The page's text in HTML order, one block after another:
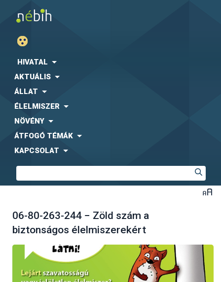
HIVATAL
AKTUÁLIS
ÁLLAT
ÉLELMISZER
NÖVÉNY
ÁTFOGÓ TÉMÁK
KAPCSOLAT
06-80-263-244 − Zöld szám a
biztonságos élelmiszerekért